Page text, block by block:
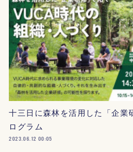
十三日に森林を活用した「企業
ログラム
2023.06.12 00:05